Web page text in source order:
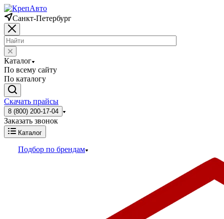
Санкт-Петербург
Каталог
По всему сайту
По каталогу
Скачать прайсы
8 (800) 200-17-04
Заказать звонок
Каталог
Подбор по брендам